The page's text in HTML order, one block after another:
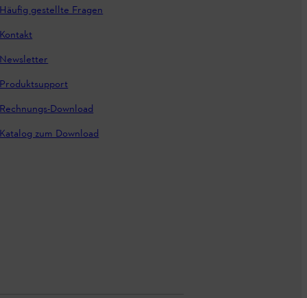
Häufig gestellte Fragen
Kontakt
Newsletter
Produktsupport
Rechnungs-Download
Katalog zum Download